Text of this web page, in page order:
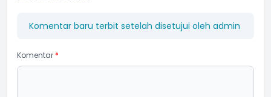
Komentar baru terbit setelah disetujui oleh admin
Komentar *